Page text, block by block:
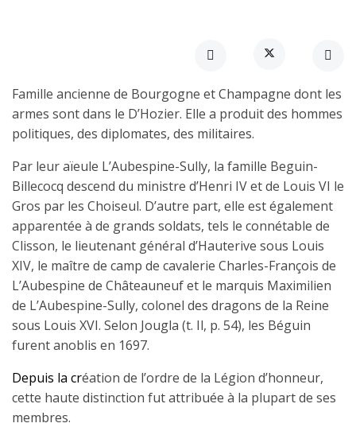
Famille ancienne de Bourgogne et Champagne dont les
armes sont dans le D’Hozier. Elle a produit des hommes
politiques, des diplomates, des militaires.
Par leur aïeule L’Aubespine-Sully, la famille Beguin-
Billecocq descend du ministre d’Henri IV et de Louis VI le
Gros par les Choiseul. D’autre part, elle est également
apparentée à de grands soldats, tels le connétable de
Clisson, le lieutenant général d’Hauterive sous Louis
XIV, le maître de camp de cavalerie Charles-François de
L’Aubespine de Châteauneuf et le marquis Maximilien
de L’Aubespine-Sully, colonel des dragons de la Reine
sous Louis XVI. Selon Jougla (t. Il, p. 54), les Béguin
furent anoblis en 1697.
Depuis la création de l’ordre de la Légion d’honneur,
cette haute distinction fut attribuée à la plupart de ses
membres.